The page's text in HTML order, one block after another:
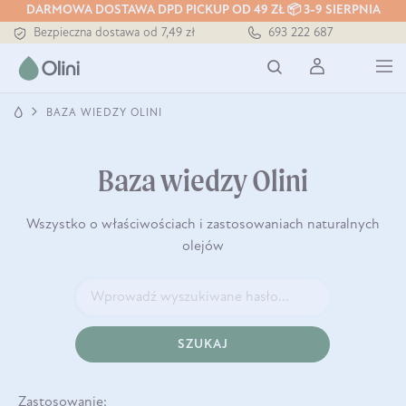
DARMOWA DOSTAWA DPD PICKUP OD 49 ZŁ 📦 3-9 SIERPNIA
Bezpieczna dostawa od 7,49 zł
Darmowa dostawa od 199 zł
Tłoczony zawsze na zimno
693 222 687
BAZA WIEDZY OLINI
Baza wiedzy Olini
Wszystko o właściwościach i zastosowaniach naturalnych
olejów
SZUKAJ
Zastosowanie: